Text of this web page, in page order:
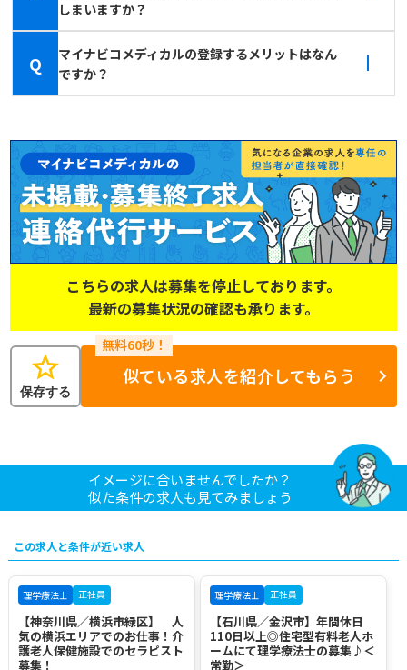
しまいますか？
Q
マイナビコメディカルの登録するメリットはなん
ですか？
こちらの求人は募集を停止しております。
最新の募集状況の確認も承ります。
star
保存する
似ている求人を紹介してもらう
イメージに合いませんでしたか？
似た条件の求人も見てみましょう
この求人と条件が近い求人
理学療法士 正社員
【神奈川県／横浜市緑区】 人
気の横浜エリアでのお仕事！介
護老人保健施設でのセラピスト
募集！
理学療法士 正社員
【石川県／金沢市】年間休日
110日以上◎住宅型有料老人ホ
ームにて理学療法士の募集♪＜
常勤＞